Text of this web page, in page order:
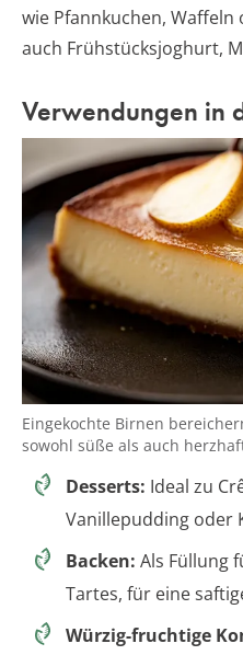
wie Pfannkuchen, Waffeln
auch Frühstücksjoghurt,
Verwendungen in
Eingekochte Birnen
sowohl süße als auch
Desserts: Ideal zu
Vanillepudding oder
Backen: Als Füllung
Tartes, für eine
Würzig-fruchtige